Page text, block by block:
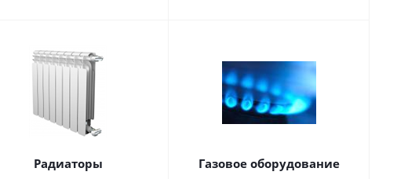
Радиаторы Газовое оборудование